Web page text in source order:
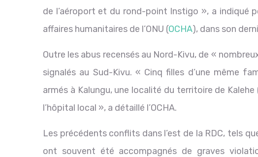
de l’aéroport et du rond-point Instigo », a indiqué
affaires humanitaires de l’ONU (OCHA), dans son
Outre les abus recensés au Nord-Kivu, de «
signalés au Sud-Kivu. « Cinq filles d’une même
armés à Kalungu, une localité du territoire de
l’hôpital local », a détaillé l’OCHA.
Les précédents conflits dans l’est de la RDC, tels
ont souvent été accompagnés de graves